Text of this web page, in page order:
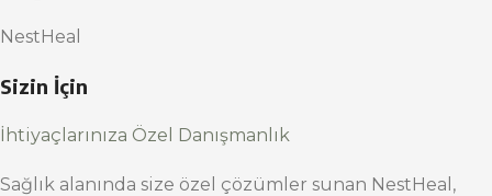
NestHeal
Sizin İçin
İhtiyaçlarınıza Özel Danışmanlık
Sağlık alanında size özel çözümler sunan NestHeal,